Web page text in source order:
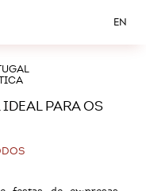
EN
PARA OS